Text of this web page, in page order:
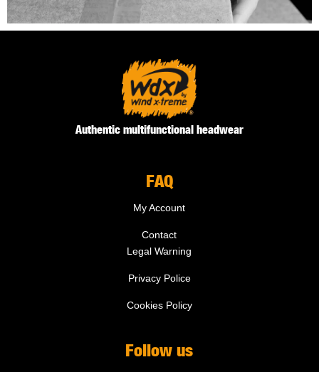
Authentic multifunctional headwear
FAQ
My Account
Contact
Legal Warning
Privacy Police
Cookies Policy
Follow us